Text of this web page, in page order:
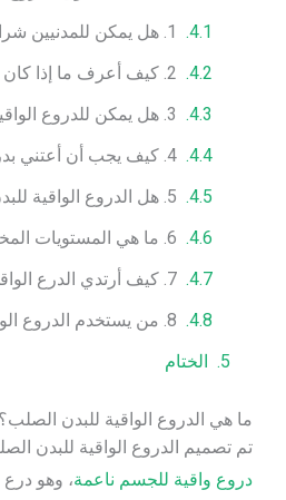
1. هل يمكن للمدنيين شراء الدروع الواقية للبدن الصلب؟
2. كيف أعرف ما إذا كان الدرع الواقي الصلب الخاص بي تالفًا؟
3. هل يمكن للدروع الواقية للبدن الصلبة أن تحمي من السكاكين وغيرها من الأجسام الحادة؟
4. كيف يجب أن أعتني بدرع الجسم الصلب؟
5. هل الدروع الواقية للبدن الصلب مضادة للرصاص؟
6. ما هي المستويات المختلفة للدروع الواقية من الرصاص؟
7. كيف أرتدي الدرع الواقي للبدن الصلب بشكل صحيح؟
8. من يستخدم الدروع الواقية للبدن الصلب؟
الختام
ما هي الدروع الواقية للبدن الصلب؟
تم تصميم الدروع الواقية للبدن
دروع واقية للجسم ناعمة، وهو